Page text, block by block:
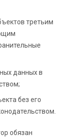
третьим
данных в
без его
обязан